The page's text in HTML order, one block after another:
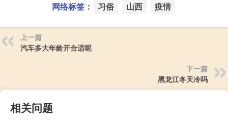
网络标签： 习俗 山西 疫情
上一篇
汽车多大年龄开合适呢
下一篇
黑龙江冬天冷吗
相关问题